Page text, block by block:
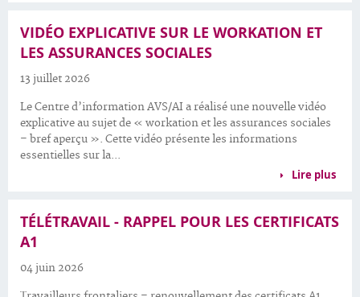
VIDÉO EXPLICATIVE SUR LE WORKATION ET
LES ASSURANCES SOCIALES
13 juillet 2026
Le Centre d’information AVS/AI a réalisé une nouvelle vidéo
explicative au sujet de « workation et les assurances sociales
– bref aperçu ». Cette vidéo présente les informations
essentielles sur la...
Lire plus
TÉLÉTRAVAIL - RAPPEL POUR LES CERTIFICATS
A1
04 juin 2026